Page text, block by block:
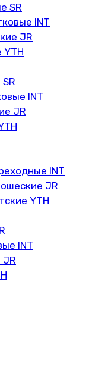
SR
INT
JR
YTH
INT
JR
INT
JR
YTH
INT
JR